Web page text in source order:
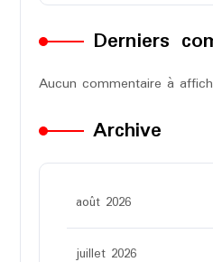
Derniers
Aucun commentaire à
Archive
août 2026
juillet 2026